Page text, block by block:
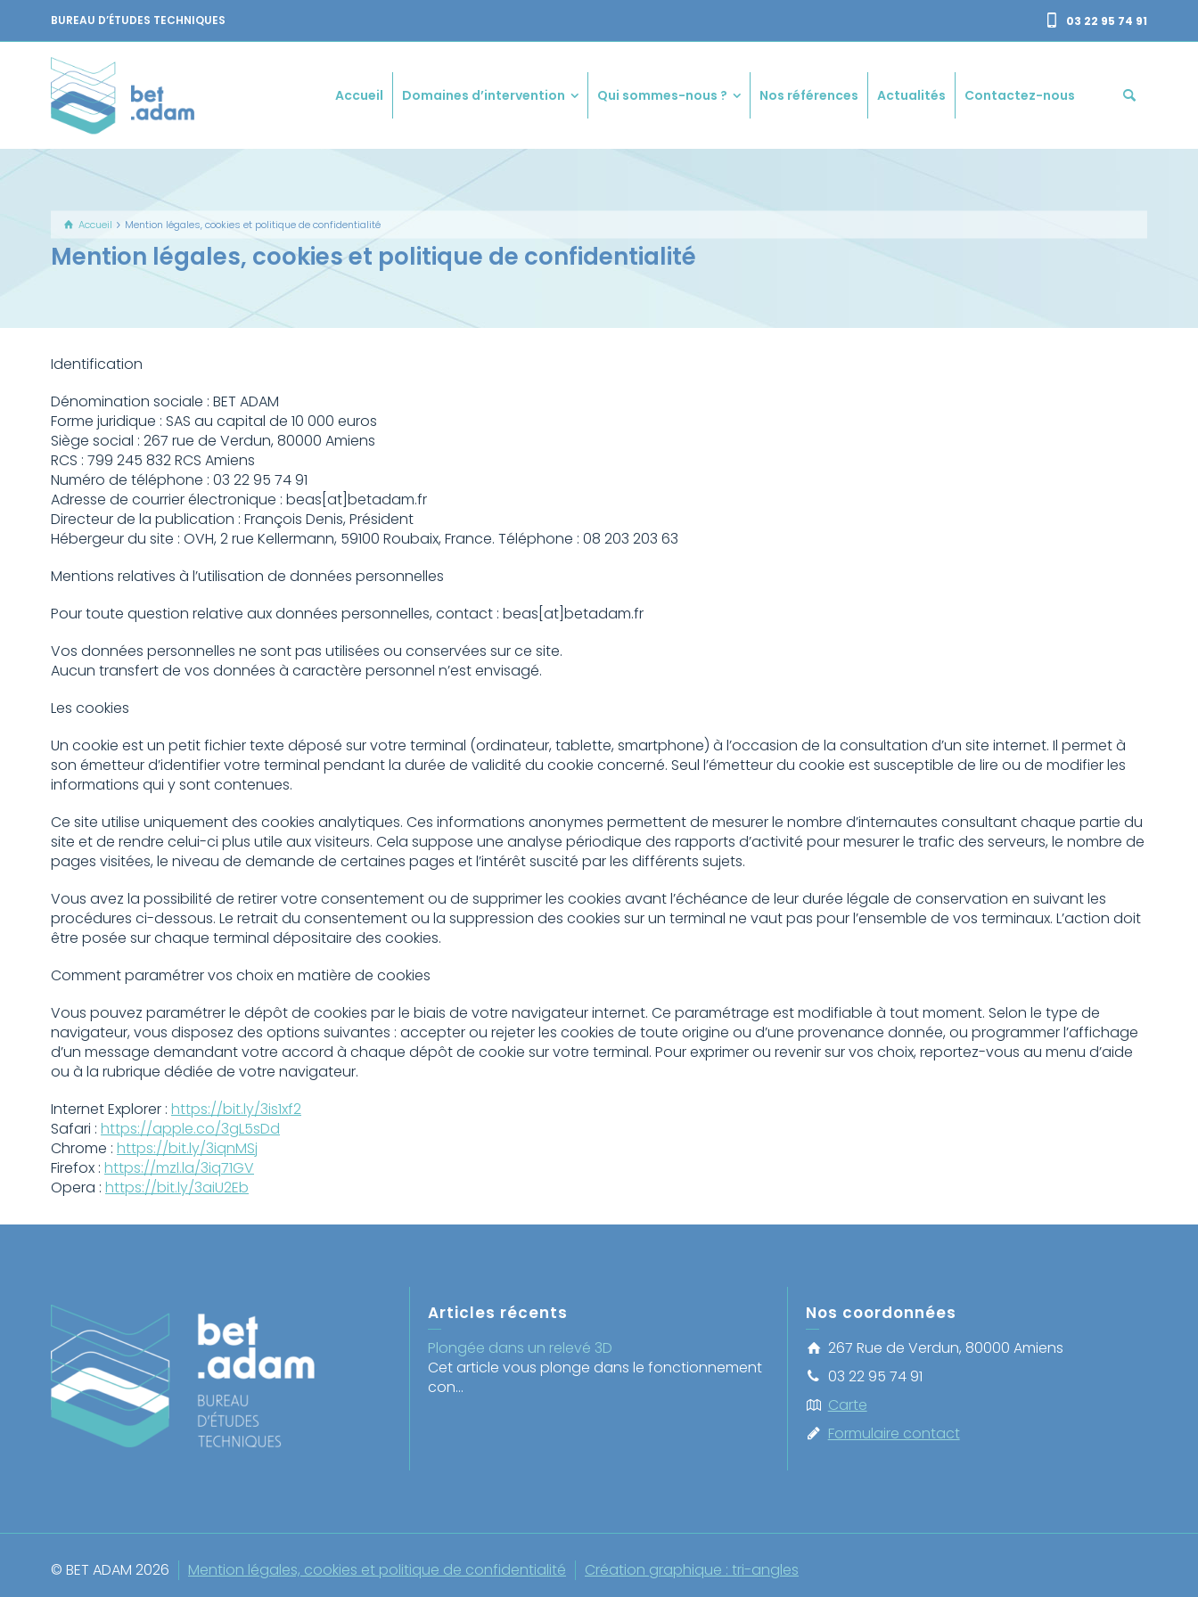
BUREAU D’ÉTUDES TECHNIQUES 03 22 95 74 91
Accueil Domaines d’intervention Qui sommes-nous ? Nos références Actualités Contactez-nous
Accueil Mention légales, cookies et politique de confidentialité
Mention légales, cookies et politique de confidentialité
Identification
Dénomination sociale : BET ADAM
Forme juridique : SAS au capital de 10 000 euros
Siège social : 267 rue de Verdun, 80000 Amiens
RCS : 799 245 832 RCS Amiens
Numéro de téléphone : 03 22 95 74 91
Adresse de courrier électronique : beas[at]betadam.fr
Directeur de la publication : François Denis, Président
Hébergeur du site : OVH, 2 rue Kellermann, 59100 Roubaix, France. Téléphone : 08 203 203 63
Mentions relatives à l’utilisation de données personnelles
Pour toute question relative aux données personnelles, contact : beas[at]betadam.fr
Vos données personnelles ne sont pas utilisées ou conservées sur ce site.
Aucun transfert de vos données à caractère personnel n’est envisagé.
Les cookies
Un cookie est un petit fichier texte déposé sur votre terminal (ordinateur, tablette, smartphone) à l’occasion de la consultation d’un site internet. Il permet à
son émetteur d’identifier votre terminal pendant la durée de validité du cookie concerné. Seul l’émetteur du cookie est susceptible de lire ou de modifier les
informations qui y sont contenues.
Ce site utilise uniquement des cookies analytiques. Ces informations anonymes permettent de mesurer le nombre d’internautes consultant chaque partie du
site et de rendre celui-ci plus utile aux visiteurs. Cela suppose une analyse périodique des rapports d’activité pour mesurer le trafic des serveurs, le nombre de
pages visitées, le niveau de demande de certaines pages et l’intérêt suscité par les différents sujets.
Vous avez la possibilité de retirer votre consentement ou de supprimer les cookies avant l’échéance de leur durée légale de conservation en suivant les
procédures ci-dessous. Le retrait du consentement ou la suppression des cookies sur un terminal ne vaut pas pour l’ensemble de vos terminaux. L’action doit
être posée sur chaque terminal dépositaire des cookies.
Comment paramétrer vos choix en matière de cookies
Vous pouvez paramétrer le dépôt de cookies par le biais de votre navigateur internet. Ce paramétrage est modifiable à tout moment. Selon le type de
navigateur, vous disposez des options suivantes : accepter ou rejeter les cookies de toute origine ou d’une provenance donnée, ou programmer l’affichage
d’un message demandant votre accord à chaque dépôt de cookie sur votre terminal. Pour exprimer ou revenir sur vos choix, reportez-vous au menu d’aide
ou à la rubrique dédiée de votre navigateur.
Internet Explorer : https://bit.ly/3is1xf2
Safari : https://apple.co/3gL5sDd
Chrome : https://bit.ly/3iqnMSj
Firefox : https://mzl.la/3iq71GV
Opera : https://bit.ly/3aiU2Eb
Articles récents
Plongée dans un relevé 3D
Cet article vous plonge dans le fonctionnement
con...
Nos coordonnées
267 Rue de Verdun, 80000 Amiens
03 22 95 74 91
Carte
Formulaire contact
© BET ADAM 2026 Mention légales, cookies et politique de confidentialité Création graphique : tri-angles